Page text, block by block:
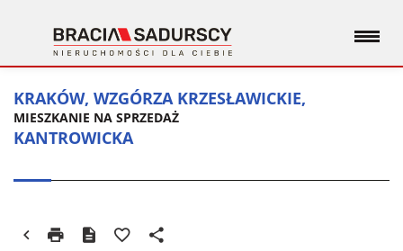
KRAKÓW, WZGÓRZA KRZESŁAWICKIE,
KANTROWICKA
MIESZKANIE NA SPRZEDAŻ